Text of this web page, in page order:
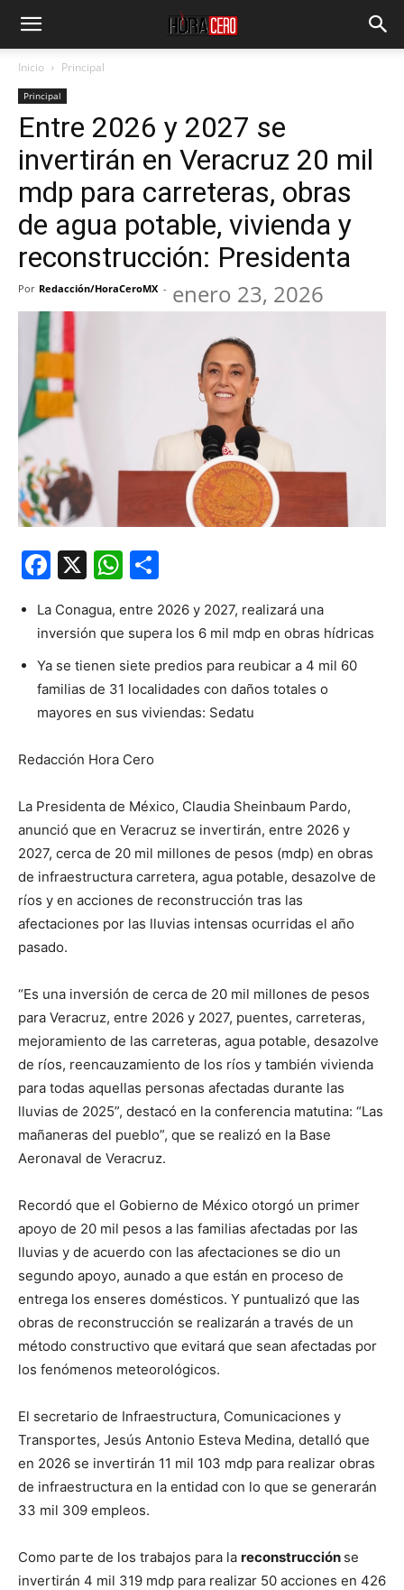
Inicio Principal
Principal
Entre 2026 y 2027 se
invertirán en Veracruz 20 mil
mdp para carreteras, obras
de agua potable, vivienda y
reconstrucción: Presidenta
Por Redacción/HoraCeroMX - enero 23, 2026
Facebook
X WhatsApp
La Conagua, entre 2026 y 2027, realizará una
inversión que supera los 6 mil mdp en obras hídricas
Ya se tienen siete predios para reubicar a 4 mil 60
familias de 31 localidades con daños totales o
mayores en sus viviendas: Sedatu
Redacción Hora Cero
La Presidenta de México, Claudia Sheinbaum Pardo,
anunció que en Veracruz se invertirán, entre 2026 y
2027, cerca de 20 mil millones de pesos (mdp) en obras
de infraestructura carretera, agua potable, desazolve de
ríos y en acciones de reconstrucción tras las
afectaciones por las lluvias intensas ocurridas el año
pasado.
“Es una inversión de cerca de 20 mil millones de pesos
para Veracruz, entre 2026 y 2027, puentes, carreteras,
mejoramiento de las carreteras, agua potable, desazolve
de ríos, reencauzamiento de los ríos y también vivienda
para todas aquellas personas afectadas durante las
lluvias de 2025”, destacó en la conferencia matutina: “Las
mañaneras del pueblo”, que se realizó en la Base
Aeronaval de Veracruz.
Recordó que el Gobierno de México otorgó un primer
apoyo de 20 mil pesos a las familias afectadas por las
lluvias y de acuerdo con las afectaciones se dio un
segundo apoyo, aunado a que están en proceso de
entrega los enseres domésticos. Y puntualizó que las
obras de reconstrucción se realizarán a través de un
método constructivo que evitará que sean afectadas por
los fenómenos meteorológicos.
El secretario de Infraestructura, Comunicaciones y
Transportes, Jesús Antonio Esteva Medina, detalló que
en 2026 se invertirán 11 mil 103 mdp para realizar obras
de infraestructura en la entidad con lo que se generarán
33 mil 309 empleos.
Como parte de los trabajos para la reconstrucción se
invertirán 4 mil 319 mdp para realizar 50 acciones en 426